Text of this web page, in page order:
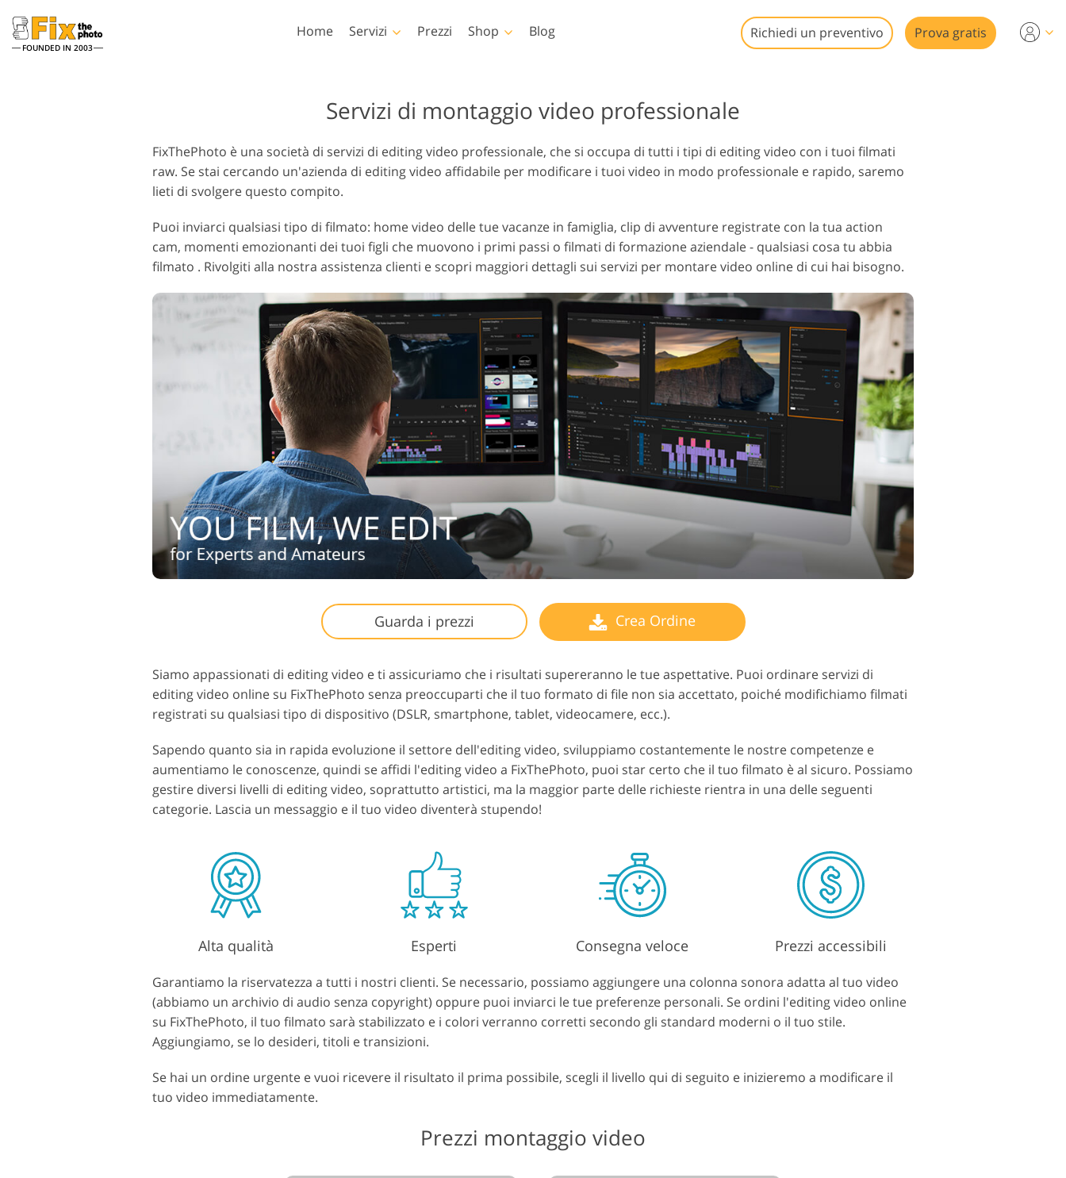
FOUNDED IN 2003
Home Servizi Prezzi Shop
Lightroom Presets Intere
Collezioni
Migliori preset di
Collezione mobile
Pennelli Photoshop
Sovrapposizioni di
Photoshop
Ps Azioni Intere
Collezioni
Sovrapposizioni di
Modelli di marketing
Biglietti di San Valentino
Invito di compleanno per
bambini
Sovrapposizioni video
Blog Richiedi un preventivo Prova gratis
Servizi di montaggio video professionale
FixThePhoto è una società di servizi di editing video professionale, che si occupa di tutti i tipi di editing video con i tuoi filmati
raw. Se stai cercando un'azienda di editing video affidabile per modificare i tuoi video in modo professionale e rapido, saremo
lieti di svolgere questo compito.
Puoi inviarci qualsiasi tipo di filmato: home video delle tue vacanze in famiglia, clip di avventure registrate con la tua action
cam, momenti emozionanti dei tuoi figli che muovono i primi passi o filmati di formazione aziendale - qualsiasi cosa tu abbia
filmato . Rivolgiti alla nostra assistenza clienti e scopri maggiori dettagli sui servizi per montare video online di cui hai bisogno.
Guarda i prezzi Crea Ordine
Siamo appassionati di editing video e ti assicuriamo che i risultati supereranno le tue aspettative. Puoi ordinare servizi di
editing video online su FixThePhoto senza preoccuparti che il tuo formato di file non sia accettato, poiché modifichiamo filmati
registrati su qualsiasi tipo di dispositivo (DSLR, smartphone, tablet, videocamere, ecc.).
Sapendo quanto sia in rapida evoluzione il settore dell'editing video, sviluppiamo costantemente le nostre competenze e
aumentiamo le conoscenze, quindi se affidi l'editing video a FixThePhoto, puoi star certo che il tuo filmato è al sicuro. Possiamo
gestire diversi livelli di editing video, soprattutto artistici, ma la maggior parte delle richieste rientra in una delle seguenti
categorie. Lascia un messaggio e il tuo video diventerà stupendo!
Alta qualità Esperti Consegna veloce Prezzi accessibili
Garantiamo la riservatezza a tutti i nostri clienti. Se necessario, possiamo aggiungere una colonna sonora adatta al tuo video
(abbiamo un archivio di audio senza copyright) oppure puoi inviarci le tue preferenze personali. Se ordini l'editing video online
su FixThePhoto, il tuo filmato sarà stabilizzato e i colori verranno corretti secondo gli standard moderni o il tuo stile.
Aggiungiamo, se lo desideri, titoli e transizioni.
Se hai un ordine urgente e vuoi ricevere il risultato il prima possibile, scegli il livello qui di seguito e inizieremo a modificare il
tuo video immediatamente.
Prezzi montaggio video